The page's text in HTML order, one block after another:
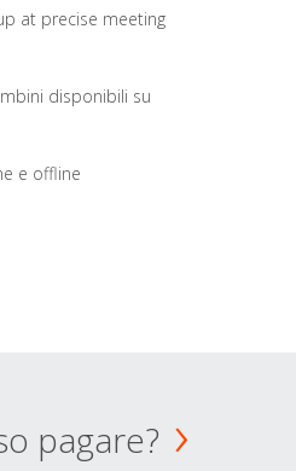
at precise meeting
disponibili su
e offline
pagare?